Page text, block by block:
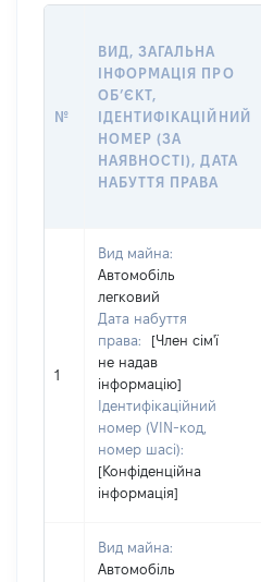
№
ВИД, ЗАГАЛЬНА
ІНФОРМАЦІЯ ПРО
ОБʼЄКТ,
ІДЕНТИФІКАЦІЙНИЙ
НОМЕР (ЗА
НАЯВНОСТІ), ДАТА
НАБУТТЯ ПРАВА
1
Вид майна:
Автомобіль
легковий
Дата набуття
права:
[Член сім'ї
не надав
інформацію]
Ідентифікаційний
номер (VIN-код,
номер шасі):
[Конфіденційна
інформація]
Вид майна:
Автомобіль